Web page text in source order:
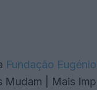
Fundação
Mudam | Mais